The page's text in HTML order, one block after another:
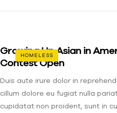
HOMELESS
Growing Up Asian in
Contest Open
Duis aute irure dolor in
cillum dolore eu fugiat nulla
cupidatat non proident, sunt in